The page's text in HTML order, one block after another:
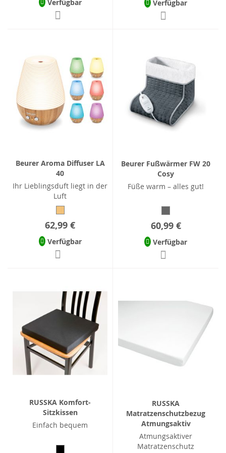
Verfügbar Verfügbar
Beurer Aroma Diffuser LA
40
Ihr Lieblingsduft liegt in der
Luft
62,99 €
Verfügbar
Beurer Fußwärmer FW 20
Cosy
Füße warm – alles gut!
60,99 €
Verfügbar
RUSSKA Komfort-
Sitzkissen
Einfach bequem
RUSSKA
Matratzenschutzbezug
Atmungsaktiv
Atmungsaktiver
Matratzenschutz